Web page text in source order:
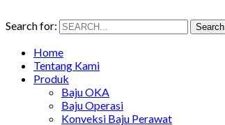
Search for: Search
Home
Tentang Kami
Produk
Baju OKA
Baju Operasi
Konveksi Baju Perawat